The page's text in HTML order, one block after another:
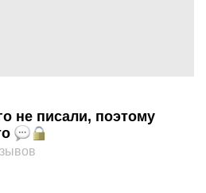
не писали, поэтому